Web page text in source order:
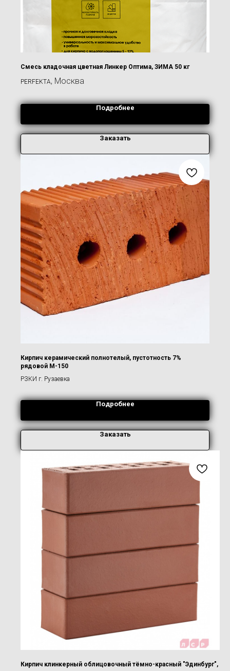
Смесь кладочная цветная Линкер Оптима, ЗИМА 50 кг
PERFEKTA, Москва
Подробнее
Заказать
Кирпич керамический полнотелый, пустотность 7%
рядовой М-150
РЗКИ г. Рузаевка
Подробнее
Заказать
Кирпич клинкерный облицовочный тёмно-красный "Эдинбург",